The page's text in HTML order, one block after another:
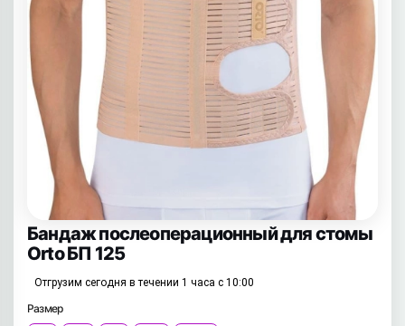
Бандаж послеоперационный для стомы
Orto БП 125
Отгрузим сегодня в течении 1 часа с 10:00
Размер